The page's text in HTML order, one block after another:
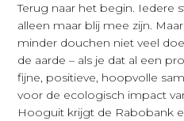
Terug naar het begin. Iedere
alleen maar blij mee zijn.
minder douchen niet veel
de aarde – als je dat al een
fijne, positieve, hoopvolle
voor de ecologisch impact
Hooguit krijgt de Rabobank